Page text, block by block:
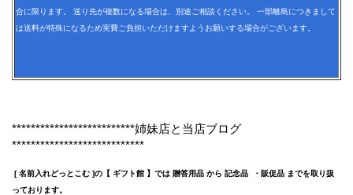
合に限ります。 送り先が複数になる場合は、別途ご相談ください。 一部離島につきまして
は送料が特殊になるため実費ご負担いただけますようお願いする場合がございます。
**************************姉妹店と当店ブログ
****************************
[ 名前入れどっとこむ ]の【 ギフト館 】では 贈答用品 から 記念品 ・販促品 までを取り扱
っております。